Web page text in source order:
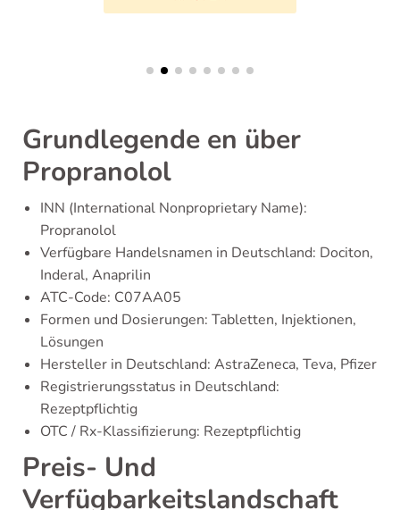
Grundlegende en über
Propranolol
INN (International Nonproprietary Name):
Propranolol
Verfügbare Handelsnamen in Deutschland: Dociton,
Inderal, Anaprilin
ATC-Code: C07AA05
Formen und Dosierungen: Tabletten, Injektionen,
Lösungen
Hersteller in Deutschland: AstraZeneca, Teva, Pfizer
Registrierungsstatus in Deutschland:
Rezeptpflichtig
OTC / Rx-Klassifizierung: Rezeptpflichtig
Preis- Und
Verfügbarkeitslandschaft